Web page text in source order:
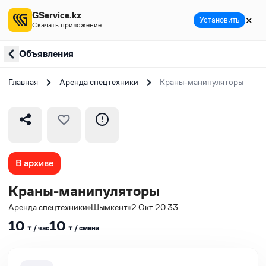
Объявления
Главная Аренда спецтехники Краны-манипуляторы
В архиве
Краны-манипуляторы
Аренда спецтехники Шымкент 2 Окт 20:33
10 ₸ / час10 ₸ / сменa
GService.kz
Скачать приложение Установить ✕